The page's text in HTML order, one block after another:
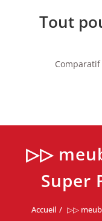
Tout
▷▷
Super
Accueil ▷▷